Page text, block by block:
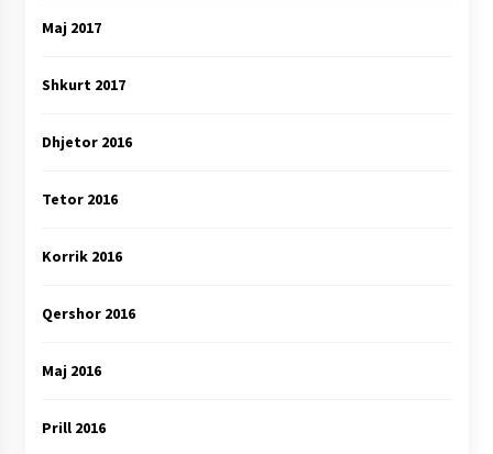
Maj 2017
Shkurt 2017
Dhjetor 2016
Tetor 2016
Korrik 2016
Qershor 2016
Maj 2016
Prill 2016